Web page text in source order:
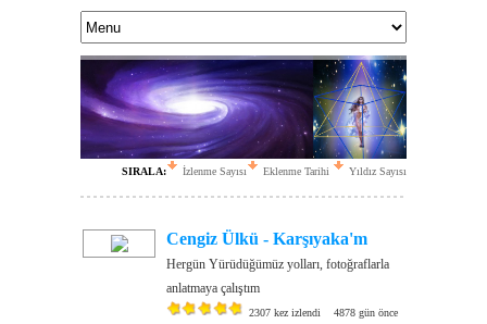
SIRALA: İzlenme Sayısı Eklenme Tarihi Yıldız Sayısı
Cengiz Ülkü - Karşıyaka'm
Hergün Yürüdüğümüz yolları, fotoğraflarla
anlatmaya çalıştım
2307 kez izlendi 4878 gün önce